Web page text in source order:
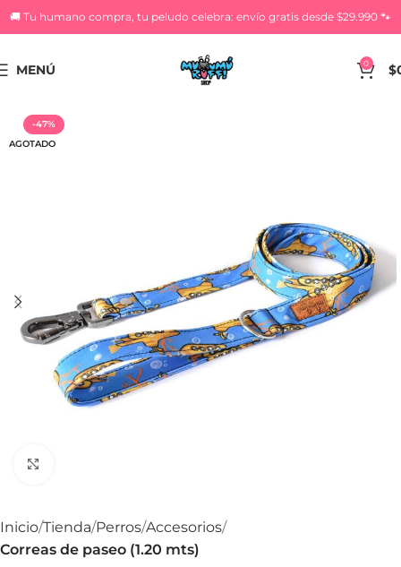
🚚 Tu humano compra, tu peludo celebra: envío gratis desde $29.990 🐾
MENÚ 0 $
-47%
AGOTADO
Inicio Tienda Perros Accesorios
Correas de paseo (1.20 mts)